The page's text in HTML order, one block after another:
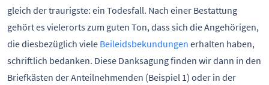
gleich der traurigste: ein Todesfall. Nach einer Bestattung
gehört es vielerorts zum guten Ton, dass sich die Angehörigen,
die diesbezüglich viele Beileidsbekundungen erhalten haben,
schriftlich bedanken. Diese Danksagung finden wir dann in den
Briefkästen der Anteilnehmenden (Beispiel 1) oder in der